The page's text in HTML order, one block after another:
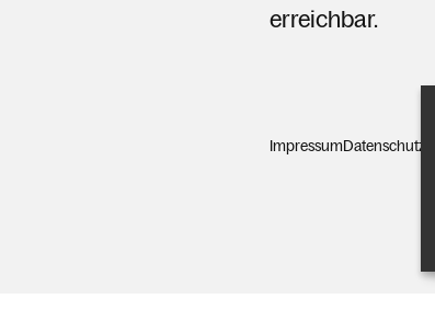
erreichbar.
ImpressumDatenschutz